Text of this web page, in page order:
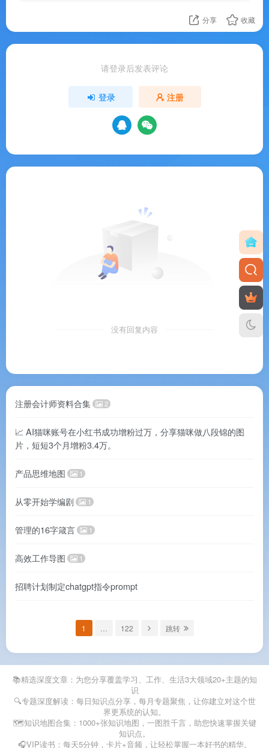
分享 收藏
请登录后发表评论
登录 注册
没有回复内容
注册会计师资料合集 2
📈 AI猫咪账号在小红书成功增粉过万，分享猫咪做八段锦的图
片，短短3个月增粉3.4万。
产品思维地图 1
从零开始学编剧 1
管理的16字箴言 1
高效工作导图 1
招聘计划制定chatgpt指令prompt
1 122 跳转
📚精选深度文章：为您分享覆盖学习、工作、生活3大领域20+主题的知
识
🔍专题深度解读：每日知识点分享，每月专题聚焦，让你建立对这个世
界更系统的认知。
🗺️知识地图合集：1000+张知识地图，一图胜千言，助您快速掌握关键
知识点。
🎧VIP读书：每天5分钟，卡片+音频，让轻松掌握一本好书的精华。